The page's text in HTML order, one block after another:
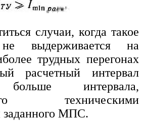
случаи, когда такое
не выдерживается на
трудных перегонах
расчетный интервал
больше интервала,
техническими
заданного МПС.